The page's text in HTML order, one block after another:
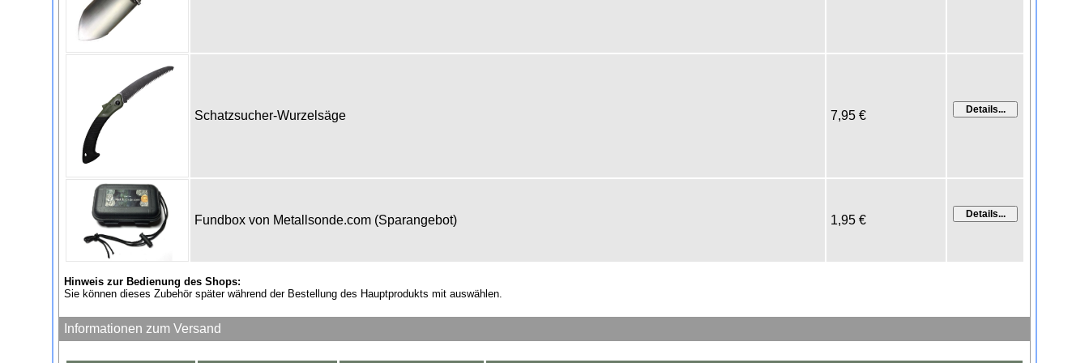
Schatzsucher-Wurzelsäge 7,95 €
Fundbox von Metallsonde.com (Sparangebot) 1,95 €
Hinweis zur Bedienung des Shops:
Sie können dieses Zubehör später während der Bestellung des Hauptprodukts mit auswählen.
Informationen zum Versand